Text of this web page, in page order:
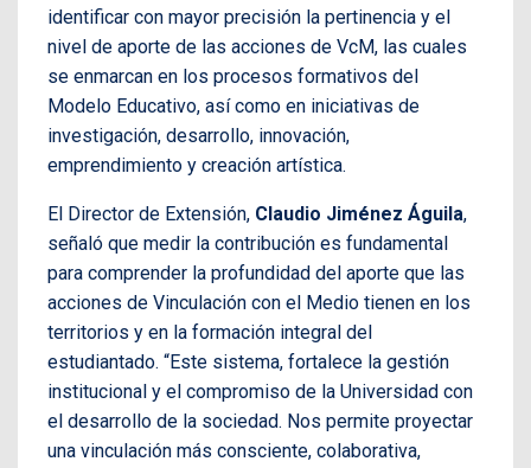
identificar con mayor precisión la pertinencia y el
nivel de aporte de las acciones de VcM, las cuales
se enmarcan en los procesos formativos del
Modelo Educativo, así como en iniciativas de
investigación, desarrollo, innovación,
emprendimiento y creación artística.
El Director de Extensión, Claudio Jiménez Águila,
señaló que medir la contribución es fundamental
para comprender la profundidad del aporte que las
acciones de Vinculación con el Medio tienen en los
territorios y en la formación integral del
estudiantado. “Este sistema, fortalece la gestión
institucional y el compromiso de la Universidad con
el desarrollo de la sociedad. Nos permite proyectar
una vinculación más consciente, colaborativa,